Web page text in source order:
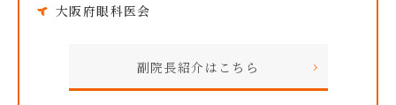
大阪府眼科医会
副院長紹介はこちら